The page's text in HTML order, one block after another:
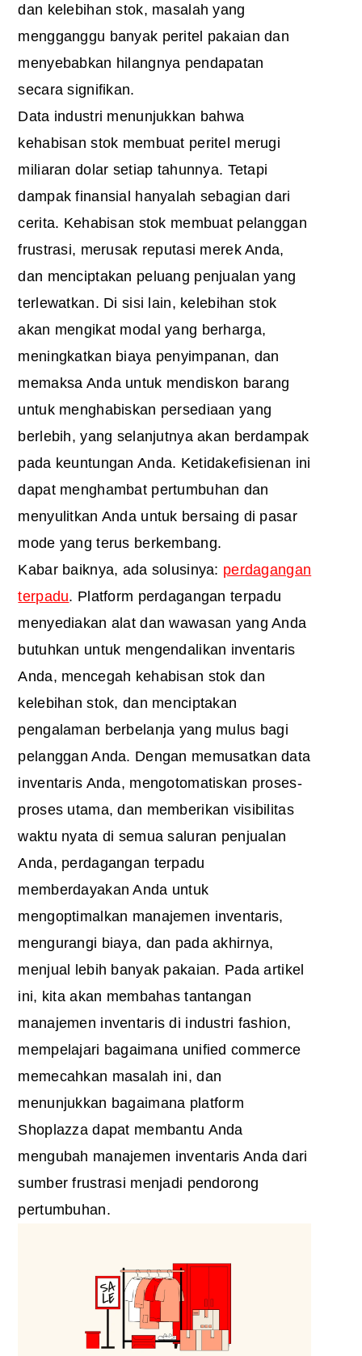
dan kelebihan stok, masalah yang
mengganggu banyak peritel pakaian dan
menyebabkan hilangnya pendapatan
secara signifikan.
Data industri menunjukkan bahwa
kehabisan stok membuat peritel merugi
miliaran dolar setiap tahunnya. Tetapi
dampak finansial hanyalah sebagian dari
cerita. Kehabisan stok membuat pelanggan
frustrasi, merusak reputasi merek Anda,
dan menciptakan peluang penjualan yang
terlewatkan. Di sisi lain, kelebihan stok
akan mengikat modal yang berharga,
meningkatkan biaya penyimpanan, dan
memaksa Anda untuk mendiskon barang
untuk menghabiskan persediaan yang
berlebih, yang selanjutnya akan berdampak
pada keuntungan Anda. Ketidakefisienan ini
dapat menghambat pertumbuhan dan
menyulitkan Anda untuk bersaing di pasar
mode yang terus berkembang.
Kabar baiknya, ada solusinya: perdagangan
terpadu. Platform perdagangan terpadu
menyediakan alat dan wawasan yang Anda
butuhkan untuk mengendalikan inventaris
Anda, mencegah kehabisan stok dan
kelebihan stok, dan menciptakan
pengalaman berbelanja yang mulus bagi
pelanggan Anda. Dengan memusatkan data
inventaris Anda, mengotomatiskan proses-
proses utama, dan memberikan visibilitas
waktu nyata di semua saluran penjualan
Anda, perdagangan terpadu
memberdayakan Anda untuk
mengoptimalkan manajemen inventaris,
mengurangi biaya, dan pada akhirnya,
menjual lebih banyak pakaian. Pada artikel
ini, kita akan membahas tantangan
manajemen inventaris di industri fashion,
mempelajari bagaimana unified commerce
memecahkan masalah ini, dan
menunjukkan bagaimana platform
Shoplazza dapat membantu Anda
mengubah manajemen inventaris Anda dari
sumber frustrasi menjadi pendorong
pertumbuhan.